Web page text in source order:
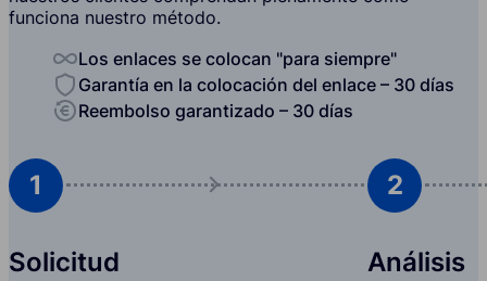
funciona nuestro método.
Los enlaces se colocan "para siempre"
Garantía en la colocación del enlace – 30 días
Reembolso garantizado – 30 días
1
Solicitud
2
Análisis